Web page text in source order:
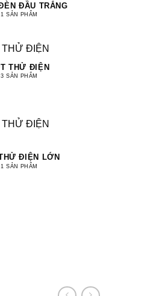
ĐẦU TRẮNG
1 SẢN PHẨM
THỬ ĐIỆN
3 SẢN PHẨM
ĐIỆN LỚN
1 SẢN PHẨM